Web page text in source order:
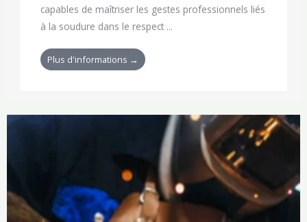
capables de maîtriser les gestes professionnels liés
à la soudure dans le respect ...
Plus d'informations →